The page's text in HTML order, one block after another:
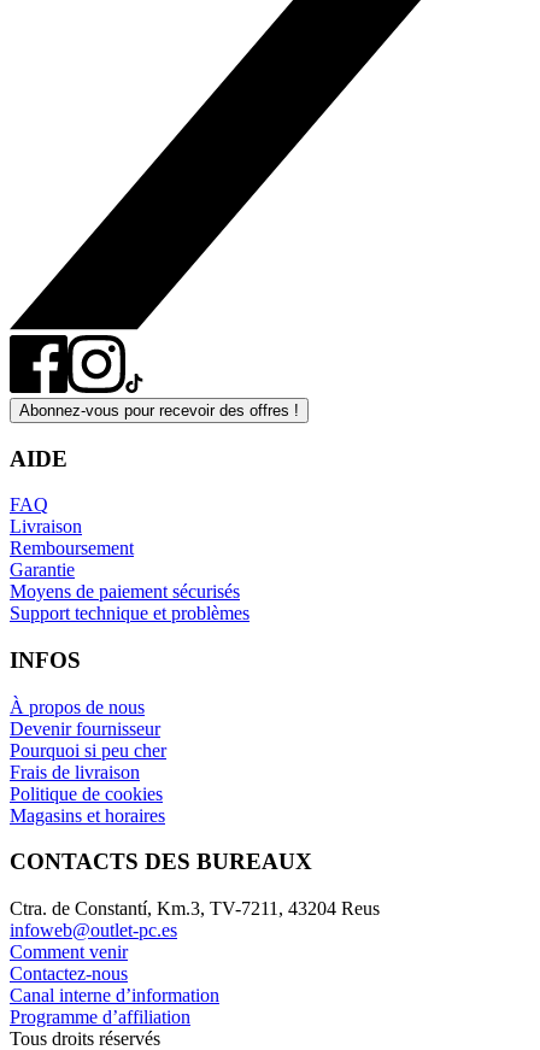
Abonnez-vous pour recevoir des offres !
AIDE
FAQ
Livraison
Remboursement
Garantie
Moyens de paiement sécurisés
Support technique et problèmes
INFOS
À propos de nous
Devenir fournisseur
Pourquoi si peu cher
Frais de livraison
Politique de cookies
Magasins et horaires
CONTACTS DES BUREAUX
Ctra. de Constantí, Km.3, TV-7211, 43204 Reus
infoweb@outlet-pc.es
Comment venir
Contactez-nous
Canal interne d’information
Programme d’affiliation
Tous droits réservés